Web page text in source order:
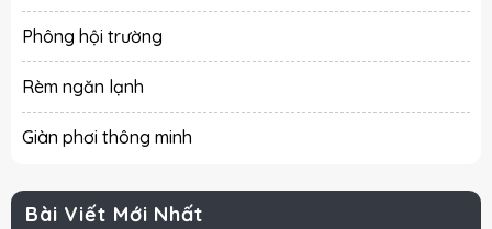
Phông hội trường
Rèm ngăn lạnh
Giàn phơi thông minh
Bài Viết Mới Nhất